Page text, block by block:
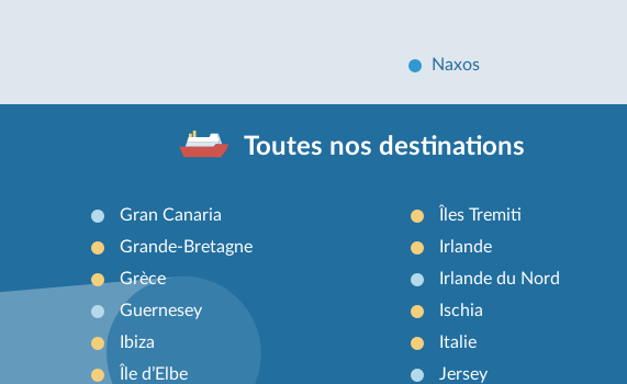
Naxos
Toutes nos destinations
Gran Canaria
Grande-Bretagne
Grèce
Guernesey
Ibiza
Île d’Elbe
Îles Tremiti
Irlande
Irlande du Nord
Ischia
Italie
Jersey